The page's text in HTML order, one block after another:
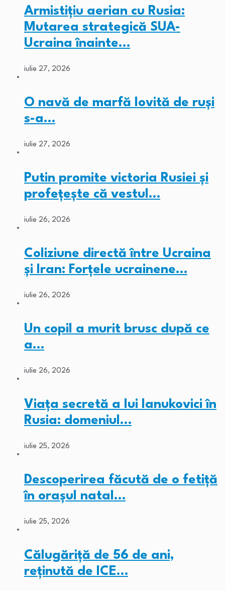
Armistițiu aerian cu Rusia:
Mutarea strategică SUA-
Ucraina înainte…
iulie 27, 2026
O navă de marfă lovită de ruși
s-a…
iulie 27, 2026
Putin promite victoria Rusiei și
profețește că vestul…
iulie 26, 2026
Coliziune directă între Ucraina
și Iran: Forțele ucrainene…
iulie 26, 2026
Un copil a murit brusc după ce
a…
iulie 26, 2026
Viața secretă a lui Ianukovici în
Rusia: domeniul…
iulie 25, 2026
Descoperirea făcută de o fetiță
în orașul natal…
iulie 25, 2026
Călugăriță de 56 de ani,
reținută de ICE…